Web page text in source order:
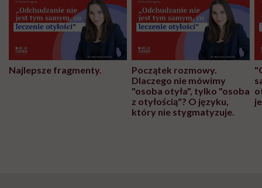
Najlepsze fragmenty.
Początek rozmowy.
Dlaczego nie mówimy
"osoba otyła", tylko "osoba
z otyłością"? O języku,
który nie stygmatyzuje.